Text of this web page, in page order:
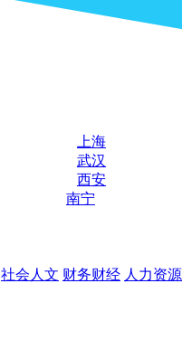
上海
武汉
西安
南宁
社会人文 财务财经 人力资源